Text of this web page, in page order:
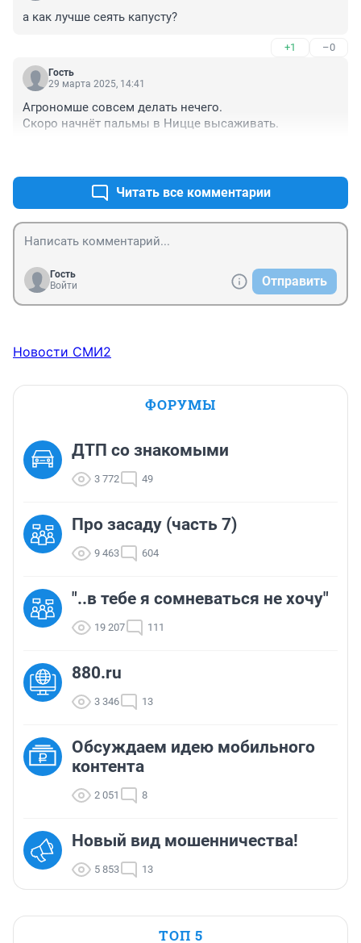
а как лучше сеять капусту?
+1 –0
Гость
29 марта 2025, 14:41
Агрономше совсем делать нечего.
Скоро начнёт пальмы в Ницце высаживать.
Читать все комментарии
Гость
Войти
Отправить
Новости СМИ2
ФОРУМЫ
ДТП со знакомыми
3 772 49
Про засаду (часть 7)
9 463 604
"..в тебе я сомневаться не хочу"
19 207 111
880.ru
3 346 13
Обсуждаем идею мобильного
контента
2 051 8
Новый вид мошенничества!
5 853 13
ТОП 5